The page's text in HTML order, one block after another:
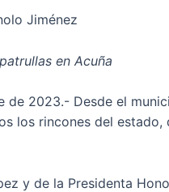
Jiménez
en Acuña
2023.- Desde el
los rincones del
y de la Presidenta